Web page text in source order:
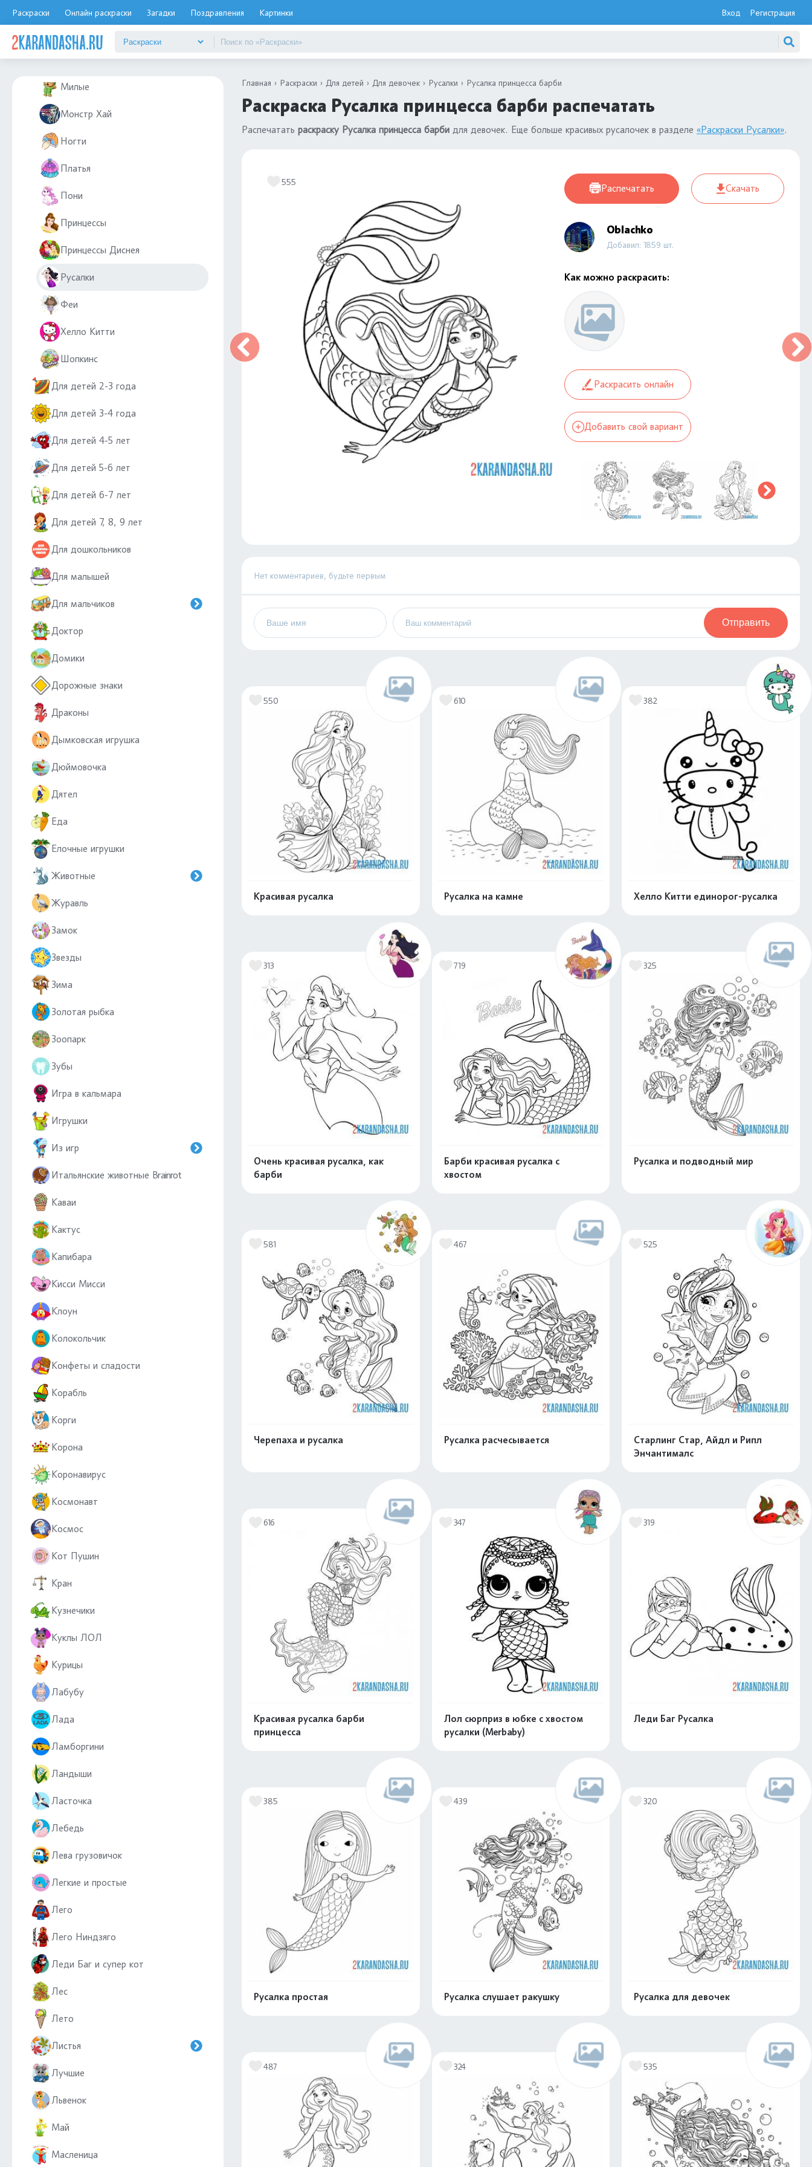
Раскраски Онлайн раскраски Загадки Поздравления Картинки Вход Регистрация
ЛОЛ питомцы
Милые
Монстр Хай
Ногти
Платья
Пони
Принцессы
Принцессы Диснея
Русалки
Феи
Хелло Китти
Шопкинс
Для детей 2-3 года
Для детей 3-4 года
Для детей 4-5 лет
Для детей 5-6 лет
Для детей 6-7 лет
Для детей 7, 8, 9 лет
Для дошкольников
Для малышей
Для мальчиков
Доктор
Домики
Дорожные знаки
Драконы
Дымковская игрушка
Дюймовочка
Дятел
Еда
Елочные игрушки
Животные
Журавль
Замок
Звезды
Зима
Золотая рыбка
Зоопарк
Зубы
Игра в кальмара
Игрушки
Из игр
Итальянские животные Brainrot
Каваи
Кактус
Капибара
Кисси Мисси
Клоун
Колокольчик
Конфеты и сладости
Корабль
Корги
Корона
Коронавирус
Космонавт
Космос
Кот Пушин
Кран
Кузнечики
Куклы ЛОЛ
Курицы
Лабубу
Лада
Ламборгини
Ландыши
Ласточка
Лебедь
Лева грузовичок
Легкие и простые
Лего
Лего Ниндзяго
Леди Баг и супер кот
Лес
Лето
Листья
Лучшие
Львенок
Май
Масленица
Главная Раскраски Для детей Для девочек Русалки Русалка принцесса барби
Раскраска Русалка принцесса барби распечатать
Распечатать раскраску Русалка принцесса барби для девочек. Еще больше красивых русалочек в разделе «Раскраски Русалки».
555
Распечатать Скачать
Oblachko
Добавил: 1859 шт.
Как можно раскрасить:
Раскрасить онлайн
Добавить свой вариант
Нет комментариев, будьте первым
Отправить
550
Красивая русалка
610
Русалка на камне
382
Хелло Китти единорог-русалка
313
Очень красивая русалка, как
барби
Распечатать и скачать
719
Барби красивая русалка с
хвостом
325
Русалка и подводный мир
Распечатать и скачать
581
Черепаха и русалка
467
Русалка расчесывается
525
Старлинг Стар, Айдл и Рипл
Энчантималс
616
Красивая русалка барби
принцесса
347
Лол сюрприз в юбке с хвостом
русалки (Merbaby)
319
Леди Баг Русалка
385
Русалка простая
439
Русалка слушает ракушку
320
Русалка для девочек
487 324 535